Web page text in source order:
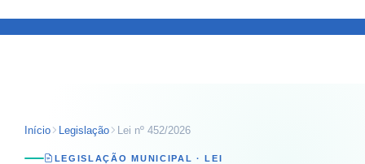
Início Legislação Lei nº 452/2026
LEGISLAÇÃO MUNICIPAL ·LEI